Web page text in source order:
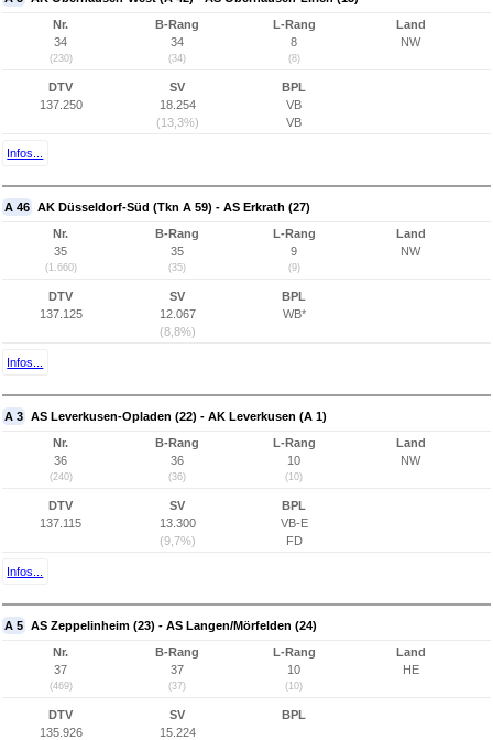
Nr.
34
(230)
B-Rang
34
(34)
L-Rang
8
(8)
Land
NW
DTV
137.250
SV
18.254
(13,3%)
BPL
VB
VB
Infos...
A 46 AK Düsseldorf-Süd (Tkn A 59) - AS Erkrath (27)
Nr.
35
(1.660)
B-Rang
35
(35)
L-Rang
9
(9)
Land
NW
DTV
137.125
SV
12.067
(8,8%)
BPL
WB*
Infos...
A 3 AS Leverkusen-Opladen (22) - AK Leverkusen (A 1)
Nr.
36
(240)
B-Rang
36
(36)
L-Rang
10
(10)
Land
NW
DTV
137.115
SV
13.300
(9,7%)
BPL
VB-E
FD
Infos...
A 5 AS Zeppelinheim (23) - AS Langen/Mörfelden (24)
Nr.
37
(469)
B-Rang
37
(37)
L-Rang
10
(10)
Land
HE
DTV
135.926
SV
15.224
BPL